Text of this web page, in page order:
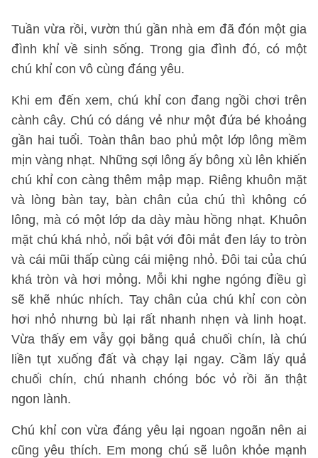
Tuần vừa rồi, vườn thú gần nhà em đã đón một gia
đình khỉ về sinh sống. Trong gia đình đó, có một
chú khỉ con vô cùng đáng yêu.
Khi em đến xem, chú khỉ con đang ngồi chơi trên
cành cây. Chú có dáng vẻ như một đứa bé khoảng
gần hai tuổi. Toàn thân bao phủ một lớp lông mềm
mịn vàng nhạt. Những sợi lông ấy bông xù lên khiến
chú khỉ con càng thêm mập mạp. Riêng khuôn mặt
và lòng bàn tay, bàn chân của chú thì không có
lông, mà có một lớp da dày màu hồng nhạt. Khuôn
mặt chú khá nhỏ, nổi bật với đôi mắt đen láy to tròn
và cái mũi thấp cùng cái miệng nhỏ. Đôi tai của chú
khá tròn và hơi mỏng. Mỗi khi nghe ngóng điều gì
sẽ khẽ nhúc nhích. Tay chân của chú khỉ con còn
hơi nhỏ nhưng bù lại rất nhanh nhẹn và linh hoạt.
Vừa thấy em vẫy gọi bằng quả chuối chín, là chú
liền tụt xuống đất và chạy lại ngay. Cầm lấy quả
chuối chín, chú nhanh chóng bóc vỏ rồi ăn thật
ngon lành.
Chú khỉ con vừa đáng yêu lại ngoan ngoãn nên ai
cũng yêu thích. Em mong chú sẽ luôn khỏe mạnh